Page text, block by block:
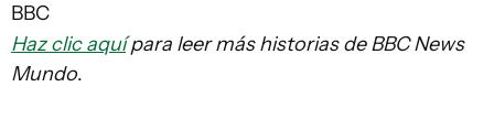
BBC
Haz clic aquípara leer más historias de BBC News
Mundo.